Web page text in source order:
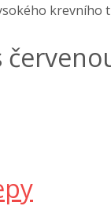
krevního